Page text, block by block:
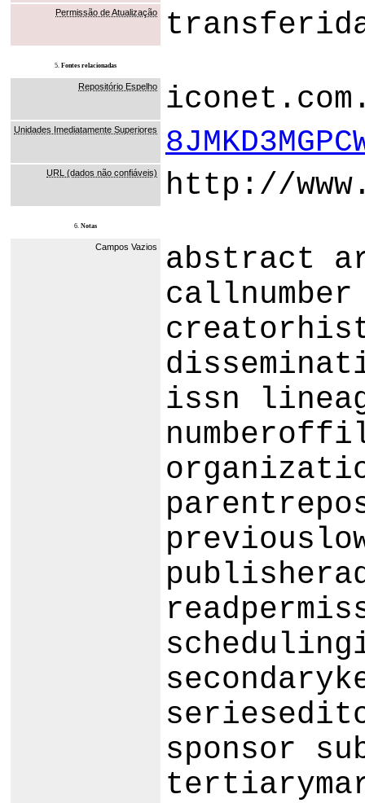
Permissão de Atualização
5. Fontes relacionadas
Repositório Espelho
Unidades Imediatamente Superiores
URL (dados não confiáveis) http://
6. Notas
Campos Vazios
abstract
issn
sponsor